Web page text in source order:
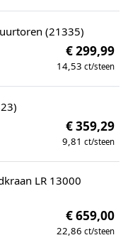
(21335)
€ 299,99
14,53 ct/steen
€ 359,29
9,81 ct/steen
LR 13000
€ 659,00
22,86 ct/steen